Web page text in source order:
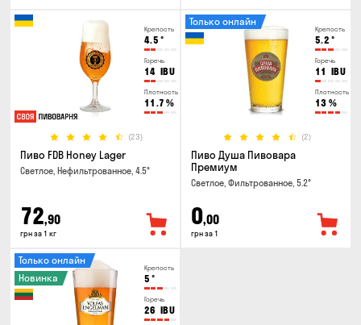
Крепость
4.5 °
Горечь
14 IBU
Плотность
11.7 %
(23)
Пиво FDB Honey Lager
Светлое, Нефильтрованное, 4.5°
72,90
грн за 1 кг
Крепость
5.2 °
Горечь
11 IBU
Плотность
13 %
(2)
Только онлайн
Пиво Душа Пивовара
Премиум
Светлое, Фильтрованное, 5.2°
0,00
грн за 1
Крепость
5 °
Горечь
26 IBU
Только онлайн
Новинка